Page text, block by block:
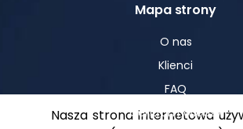
Mapa strony
O nas
Klienci
FAQ
Centrum Wiedzy
Nasza strona internetowa